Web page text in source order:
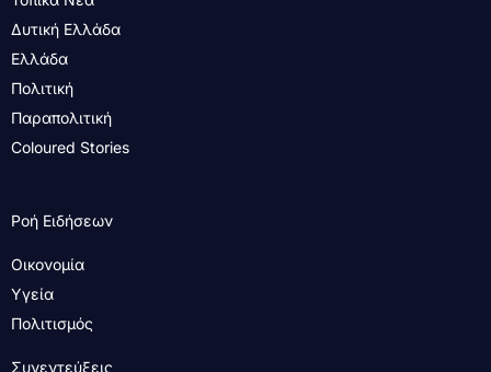
Δυτική Ελλάδα
Ελλάδα
Πολιτική
Παραπολιτική
Coloured Stories
Ροή Ειδήσεων
Οικονομία
Υγεία
Πολιτισμός
Συνεντεύξεις